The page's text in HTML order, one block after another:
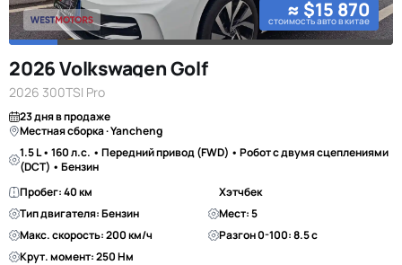
≈ $15 870
стоимость авто в китае
2026 Volkswagen Golf
2026 300TSI Pro
23 дня в продаже
Местная сборка · Yancheng
1.5 L • 160 л.с. • Передний привод (FWD) • Робот с двумя сцеплениями
(DCT) • Бензин
Пробег: 40 км
Хэтчбек
Тип двигателя: Бензин
Мест: 5
Макс. скорость: 200 км/ч
Разгон 0-100: 8.5 с
Крут. момент: 250 Нм